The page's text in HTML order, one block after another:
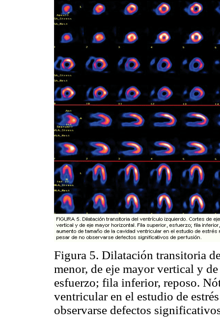
Figura 5. Dilatación transitoria
menor, de eje mayor vertical y
esfuerzo; fila inferior, reposo.
ventricular en el estudio de
observarse defectos